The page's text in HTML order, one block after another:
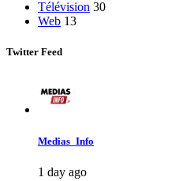
Télévision 30
Web 13
Twitter Feed
Medias_Info
1 day ago